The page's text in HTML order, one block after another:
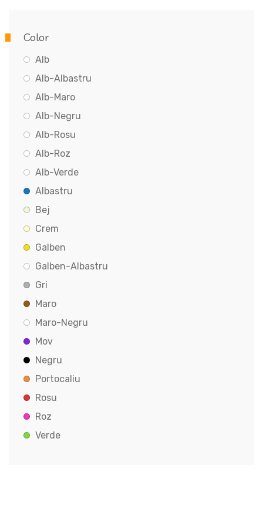
Color
Alb
Alb-Albastru
Alb-Maro
Alb-Negru
Alb-Rosu
Alb-Roz
Alb-Verde
Albastru
Bej
Crem
Galben
Galben-Albastru
Gri
Maro
Maro-Negru
Mov
Negru
Portocaliu
Rosu
Roz
Verde